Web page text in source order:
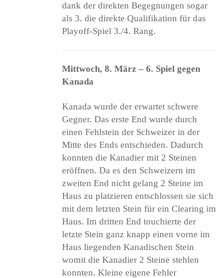
dank der direkten Begegnungen sogar
als 3. die direkte Qualifikation für das
Playoff-Spiel 3./4. Rang.
Mittwoch, 8. März – 6. Spiel gegen
Kanada
Kanada wurde der erwartet schwere
Gegner. Das erste End wurde durch
einen Fehlstein der Schweizer in der
Mitte des Ends entschieden. Dadurch
konnten die Kanadier mit 2 Steinen
eröffnen. Da es den Schweizern im
zweiten End nicht gelang 2 Steine im
Haus zu platzieren entschlossen sie sich
mit dem letzten Stein für ein Clearing im
Haus. Im dritten End touchierte der
letzte Stein ganz knapp einen vorne im
Haus liegenden Kanadischen Stein
womit die Kanadier 2 Steine stehlen
konnten. Kleine eigene Fehler